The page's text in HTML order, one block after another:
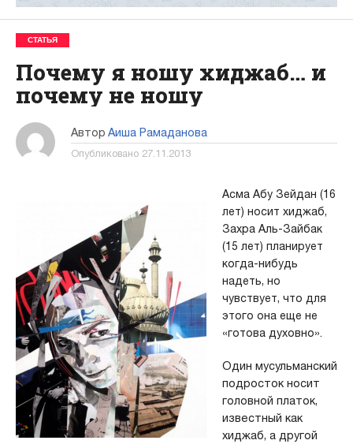
СТАТЬЯ
Почему я ношу хиджаб… и
почему не ношу
Автор Аиша Рамаданова
Опубликовано 27.11.2013
Асма Абу Зейдан (16
лет) носит хиджаб,
Захра Аль-Зайбак
(15 лет) планирует
когда-нибудь
надеть, но
чувствует, что для
этого она еще не
«готова духовно».
Один мусульманский
подросток носит
головной платок,
известный как
хиджаб, а другой